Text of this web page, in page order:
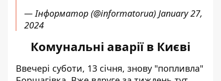
— Інформатор (@informatorua) January 27,
2024
Комунальні аварії в Києві
Ввечері суботи, 13 січня, знову "попливла"